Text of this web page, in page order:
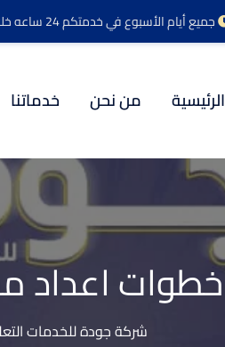
جميع أيام الأسبوع في خدمتكم 24 ساعه خلال اليوم
الرئيسية من نحن خدماتنا
خطوات اعداد
شركة جودة للخدمات